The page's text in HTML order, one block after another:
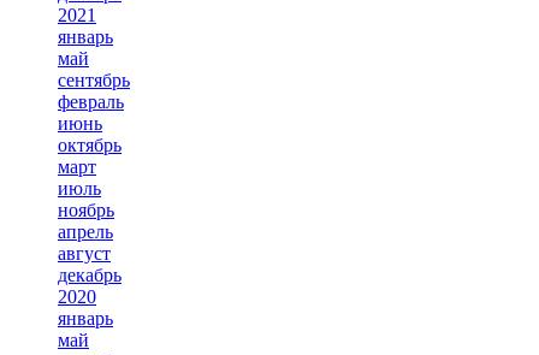
2021
январь
май
сентябрь
февраль
июнь
октябрь
март
июль
ноябрь
апрель
август
декабрь
2020
январь
май